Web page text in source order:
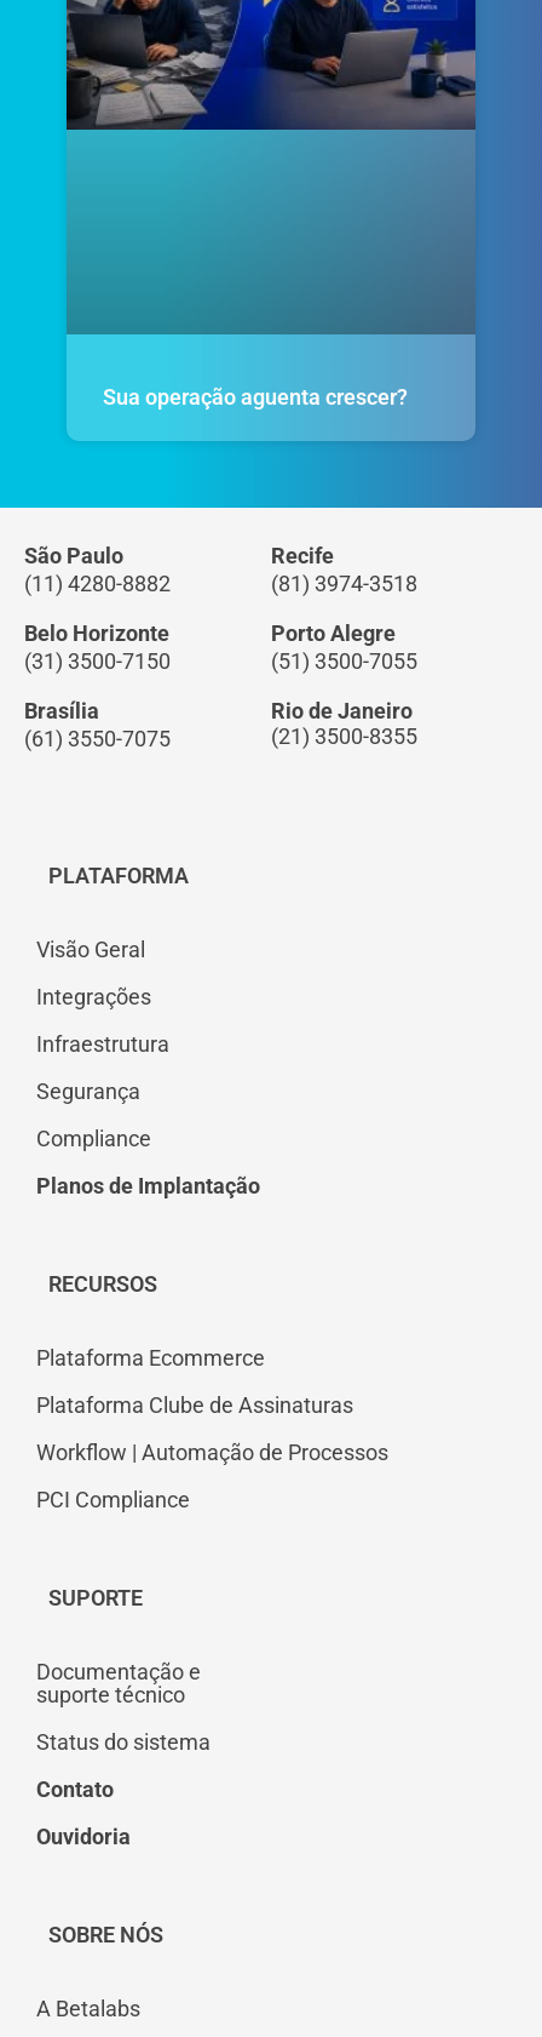
Sua operação aguenta crescer?
São Paulo
(11) 4280-8882
Recife
(81) 3974-3518
Belo Horizonte
(31) 3500-7150
Porto Alegre
(51) 3500-7055
Brasília
(61) 3550-7075
Rio de Janeiro
(21) 3500-8355
PLATAFORMA
Visão Geral
Integrações
Infraestrutura
Segurança
Compliance
Planos de Implantação
RECURSOS
Plataforma Ecommerce
Plataforma Clube de Assinaturas
Workflow | Automação de Processos
PCI Compliance
SUPORTE
Documentação e
suporte técnico
Status do sistema
Contato
Ouvidoria
SOBRE NÓS
A Betalabs